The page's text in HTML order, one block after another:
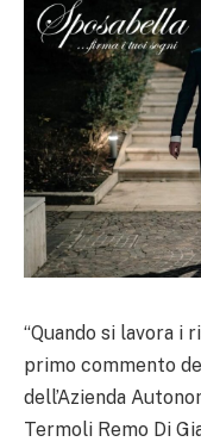
“Quando si lavora i
primo commento
dell’Azienda
Termoli Remo Di